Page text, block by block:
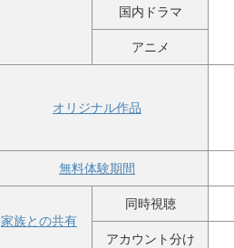
国内ドラマ
アニメ
オリジナル作品
無料体験期間
家族との共有
同時視聴
アカウント分け